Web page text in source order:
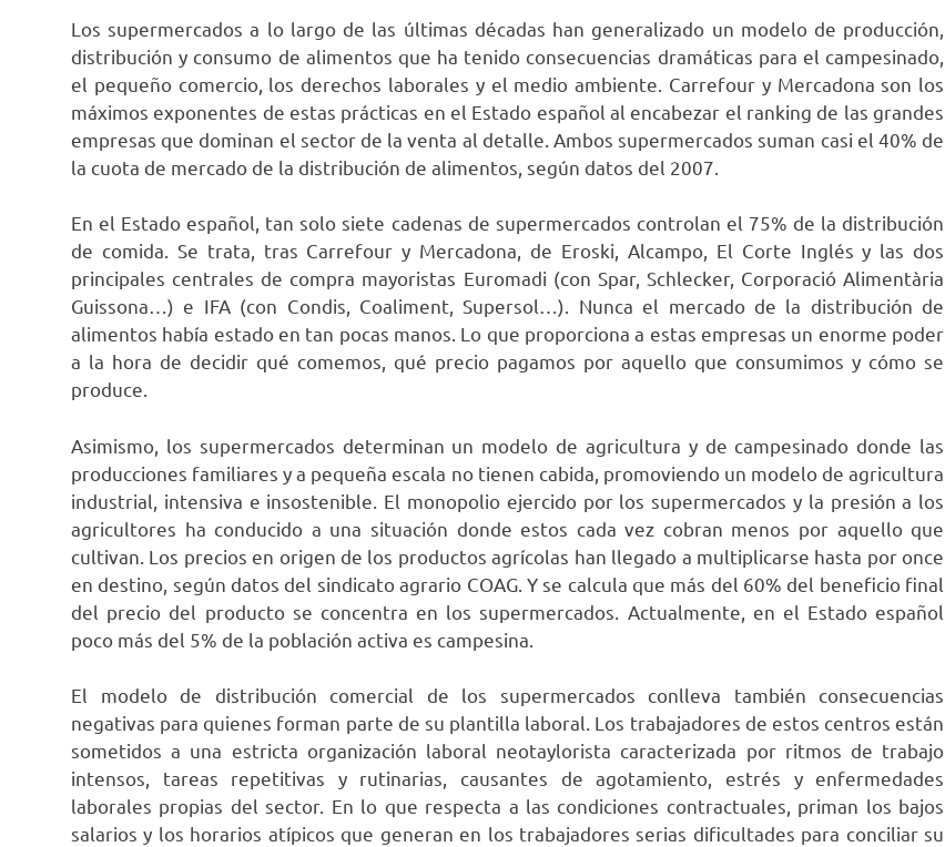
Los supermercados a lo largo de las últimas décadas han generalizado un modelo de producción,
distribución y consumo de alimentos que ha tenido consecuencias dramáticas para el campesinado,
el pequeño comercio, los derechos laborales y el medio ambiente. Carrefour y Mercadona son los
máximos exponentes de estas prácticas en el Estado español al encabezar el ranking de las grandes
empresas que dominan el sector de la venta al detalle. Ambos supermercados suman casi el 40% de
la cuota de mercado de la distribución de alimentos, según datos del 2007.
En el Estado español, tan solo siete cadenas de supermercados controlan el 75% de la distribución
de comida. Se trata, tras Carrefour y Mercadona, de Eroski, Alcampo, El Corte Inglés y las dos
principales centrales de compra mayoristas Euromadi (con Spar, Schlecker, Corporació Alimentària
Guissona…) e IFA (con Condis, Coaliment, Supersol…). Nunca el mercado de la distribución de
alimentos había estado en tan pocas manos. Lo que proporciona a estas empresas un enorme poder
a la hora de decidir qué comemos, qué precio pagamos por aquello que consumimos y cómo se
produce.
Asimismo, los supermercados determinan un modelo de agricultura y de campesinado donde las
producciones familiares y a pequeña escala no tienen cabida, promoviendo un modelo de agricultura
industrial, intensiva e insostenible. El monopolio ejercido por los supermercados y la presión a los
agricultores ha conducido a una situación donde estos cada vez cobran menos por aquello que
cultivan. Los precios en origen de los productos agrícolas han llegado a multiplicarse hasta por once
en destino, según datos del sindicato agrario COAG. Y se calcula que más del 60% del beneficio final
del precio del producto se concentra en los supermercados. Actualmente, en el Estado español
poco más del 5% de la población activa es campesina.
El modelo de distribución comercial de los supermercados conlleva también consecuencias
negativas para quienes forman parte de su plantilla laboral. Los trabajadores de estos centros están
sometidos a una estricta organización laboral neotaylorista caracterizada por ritmos de trabajo
intensos, tareas repetitivas y rutinarias, causantes de agotamiento, estrés y enfermedades
laborales propias del sector. En lo que respecta a las condiciones contractuales, priman los bajos
salarios y los horarios atípicos que generan en los trabajadores serias dificultades para conciliar su